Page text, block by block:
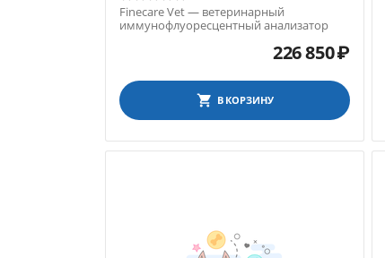
Finecare Vet — ветеринарный
иммунофлуоресцентный анализатор
226 850₽
В КОРЗИНУ